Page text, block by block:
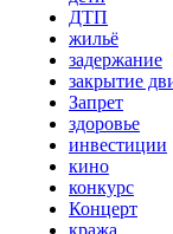
ДТП
жильё
задержание
закрытие
Запрет
здоровье
инвестиции
кино
конкурс
Концерт